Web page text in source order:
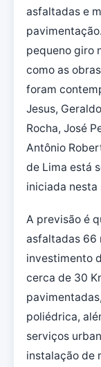
asfaltadas e
pequeno giro
como as
foram
Jesus,
Rocha, José
Antônio
de Lima está
iniciada
A previsão é
asfaltadas 66
investimento
cerca de 30
poliédrica,
serviços
instalação de